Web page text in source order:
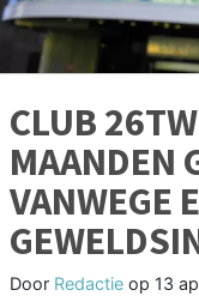
CLUB
MAANDEN
VANWEGE
Door Redactie op 13